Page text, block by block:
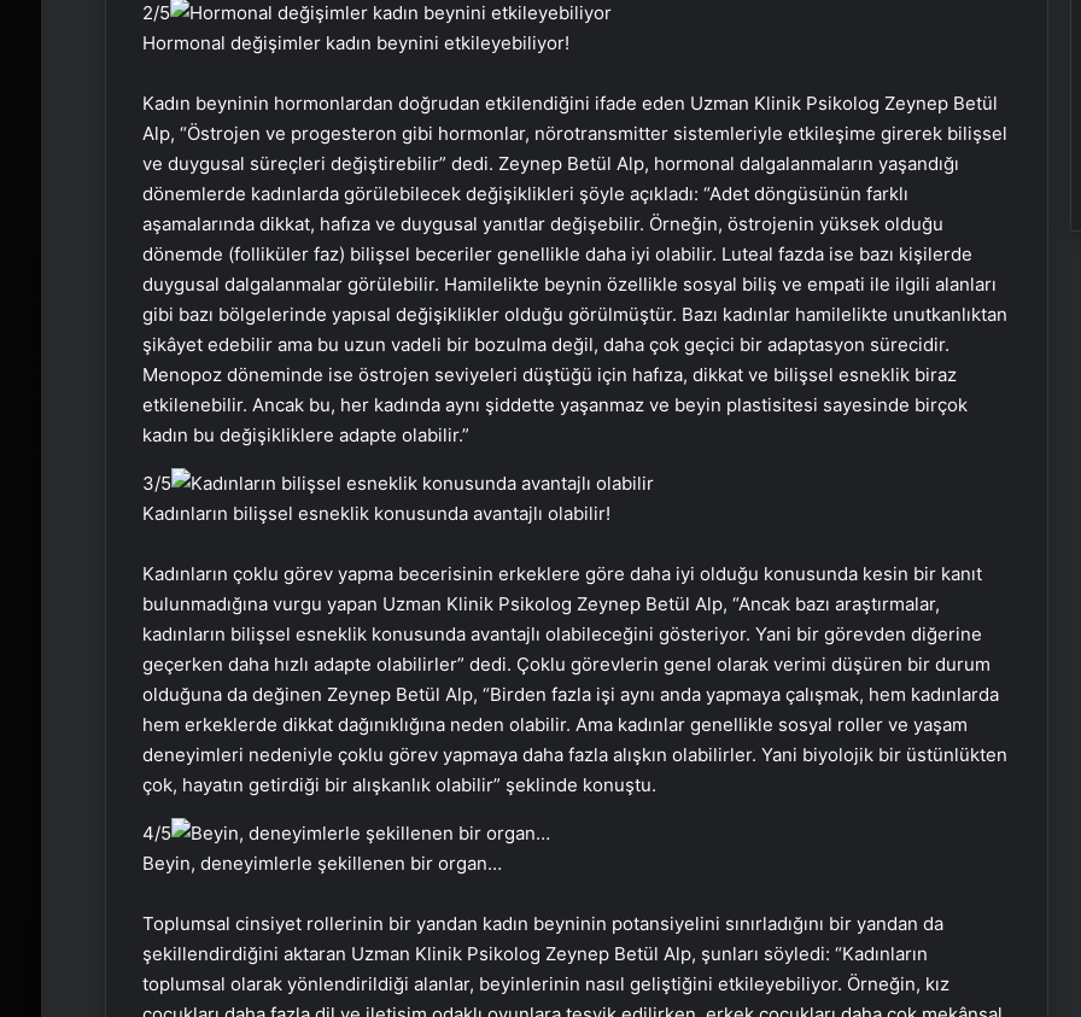
2/5
Hormonal değişimler kadın beynini etkileyebiliyor!
Kadın beyninin hormonlardan doğrudan etkilendiğini ifade eden Uzman Klinik Psikolog Zeynep Betül
Alp, “Östrojen ve progesteron gibi hormonlar, nörotransmitter sistemleriyle etkileşime girerek bilişsel
ve duygusal süreçleri değiştirebilir” dedi. Zeynep Betül Alp, hormonal dalgalanmaların yaşandığı
dönemlerde kadınlarda görülebilecek değişiklikleri şöyle açıkladı: “Adet döngüsünün farklı
aşamalarında dikkat, hafıza ve duygusal yanıtlar değişebilir. Örneğin, östrojenin yüksek olduğu
dönemde (folliküler faz) bilişsel beceriler genellikle daha iyi olabilir. Luteal fazda ise bazı kişilerde
duygusal dalgalanmalar görülebilir. Hamilelikte beynin özellikle sosyal biliş ve empati ile ilgili alanları
gibi bazı bölgelerinde yapısal değişiklikler olduğu görülmüştür. Bazı kadınlar hamilelikte unutkanlıktan
şikâyet edebilir ama bu uzun vadeli bir bozulma değil, daha çok geçici bir adaptasyon sürecidir.
Menopoz döneminde ise östrojen seviyeleri düştüğü için hafıza, dikkat ve bilişsel esneklik biraz
etkilenebilir. Ancak bu, her kadında aynı şiddette yaşanmaz ve beyin plastisitesi sayesinde birçok
kadın bu değişikliklere adapte olabilir.”
3/5
Kadınların bilişsel esneklik konusunda avantajlı olabilir!
Kadınların çoklu görev yapma becerisinin erkeklere göre daha iyi olduğu konusunda kesin bir kanıt
bulunmadığına vurgu yapan Uzman Klinik Psikolog Zeynep Betül Alp, “Ancak bazı araştırmalar,
kadınların bilişsel esneklik konusunda avantajlı olabileceğini gösteriyor. Yani bir görevden diğerine
geçerken daha hızlı adapte olabilirler” dedi. Çoklu görevlerin genel olarak verimi düşüren bir durum
olduğuna da değinen Zeynep Betül Alp, “Birden fazla işi aynı anda yapmaya çalışmak, hem kadınlarda
hem erkeklerde dikkat dağınıklığına neden olabilir. Ama kadınlar genellikle sosyal roller ve yaşam
deneyimleri nedeniyle çoklu görev yapmaya daha fazla alışkın olabilirler. Yani biyolojik bir üstünlükten
çok, hayatın getirdiği bir alışkanlık olabilir” şeklinde konuştu.
4/5
Beyin, deneyimlerle şekillenen bir organ…
Toplumsal cinsiyet rollerinin bir yandan kadın beyninin potansiyelini sınırladığını bir yandan da
şekillendirdiğini aktaran Uzman Klinik Psikolog Zeynep Betül Alp, şunları söyledi: “Kadınların
toplumsal olarak yönlendirildiği alanlar, beyinlerinin nasıl geliştiğini etkileyebiliyor. Örneğin, kız